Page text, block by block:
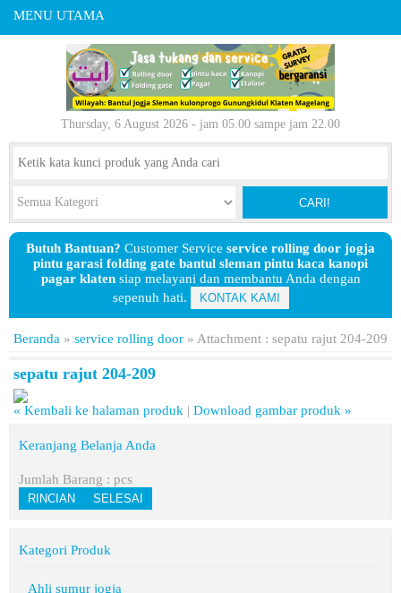
MENU UTAMA
Thursday, 6 August 2026 - jam 05.00 sampe jam 22.00
CARI!
Butuh Bantuan? Customer Service service rolling door jogja
pintu garasi folding gate bantul sleman pintu kaca kanopi
pagar klaten siap melayani dan membantu Anda dengan
sepenuh hati.
KONTAK KAMI
Beranda » service rolling door » Attachment : sepatu rajut 204-209
sepatu rajut 204-209
« Kembali ke halaman produk | Download gambar produk »
Keranjang Belanja Anda
Jumlah Barang : pcs
RINCIAN SELESAI
Kategori Produk
Ahli sumur jogja